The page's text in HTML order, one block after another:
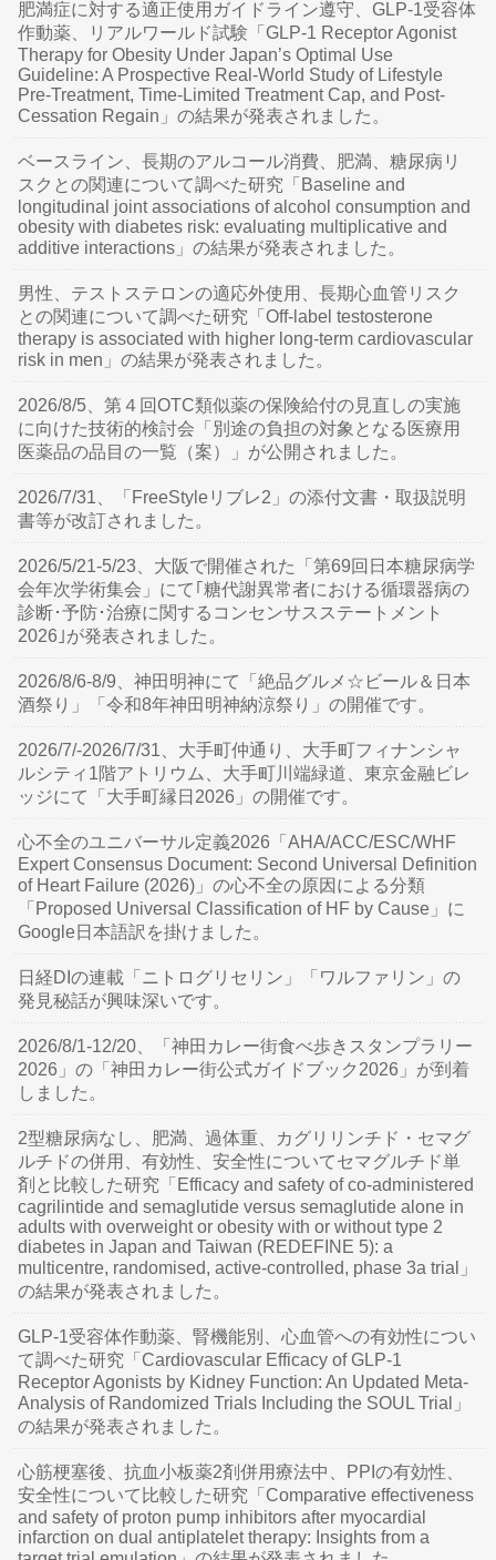
肥満症に対する適正使用ガイドライン遵守、GLP-1受容体
作動薬、リアルワールド試験「GLP-1 Receptor Agonist
Therapy for Obesity Under Japan’s Optimal Use
Guideline: A Prospective Real-World Study of Lifestyle
Pre-Treatment, Time-Limited Treatment Cap, and Post-
Cessation Regain」の結果が発表されました。
ベースライン、長期のアルコール消費、肥満、糖尿病リ
スクとの関連について調べた研究「Baseline and
longitudinal joint associations of alcohol consumption and
obesity with diabetes risk: evaluating multiplicative and
additive interactions」の結果が発表されました。
男性、テストステロンの適応外使用、長期心血管リスク
との関連について調べた研究「Off-label testosterone
therapy is associated with higher long-term cardiovascular
risk in men」の結果が発表されました。
2026/8/5、第４回OTC類似薬の保険給付の見直しの実施
に向けた技術的検討会「別途の負担の対象となる医療用
医薬品の品目の一覧（案）」が公開されました。
2026/7/31、「FreeStyleリブレ2」の添付文書・取扱説明
書等が改訂されました。
2026/5/21-5/23、大阪で開催された「第69回日本糖尿病学
会年次学術集会」にて｢糖代謝異常者における循環器病の
診断･予防･治療に関するコンセンサスステートメント
2026｣が発表されました。
2026/8/6-8/9、神田明神にて「絶品グルメ☆ビール＆日本
酒祭り」「令和8年神田明神納涼祭り」の開催です。
2026/7/-2026/7/31、大手町仲通り、大手町フィナンシャ
ルシティ1階アトリウム、大手町川端緑道、東京金融ビレ
ッジにて「大手町縁日2026」の開催です。
心不全のユニバーサル定義2026「AHA/ACC/ESC/WHF
Expert Consensus Document: Second Universal Definition
of Heart Failure (2026)」の心不全の原因による分類
「Proposed Universal Classification of HF by Cause」に
Google日本語訳を掛けました。
日経DIの連載「ニトログリセリン」「ワルファリン」の
発見秘話が興味深いです。
2026/8/1-12/20、「神田カレー街食べ歩きスタンプラリー
2026」の「神田カレー街公式ガイドブック2026」が到着
しました。
2型糖尿病なし、肥満、過体重、カグリリンチド・セマグ
ルチドの併用、有効性、安全性についてセマグルチド単
剤と比較した研究「Efficacy and safety of co-administered
cagrilintide and semaglutide versus semaglutide alone in
adults with overweight or obesity with or without type 2
diabetes in Japan and Taiwan (REDEFINE 5): a
multicentre, randomised, active-controlled, phase 3a trial」
の結果が発表されました。
GLP-1受容体作動薬、腎機能別、心血管への有効性につい
て調べた研究「Cardiovascular Efficacy of GLP-1
Receptor Agonists by Kidney Function: An Updated Meta-
Analysis of Randomized Trials Including the SOUL Trial」
の結果が発表されました。
心筋梗塞後、抗血小板薬2剤併用療法中、PPIの有効性、
安全性について比較した研究「Comparative effectiveness
and safety of proton pump inhibitors after myocardial
infarction on dual antiplatelet therapy: Insights from a